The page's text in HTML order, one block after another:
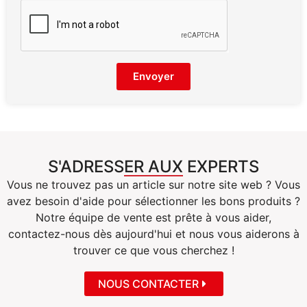
Envoyer
S'ADRESSER AUX EXPERTS
Vous ne trouvez pas un article sur notre site web ? Vous
avez besoin d'aide pour sélectionner les bons produits ?
Notre équipe de vente est prête à vous aider,
contactez-nous dès aujourd'hui et nous vous aiderons à
trouver ce que vous cherchez !
NOUS CONTACTER